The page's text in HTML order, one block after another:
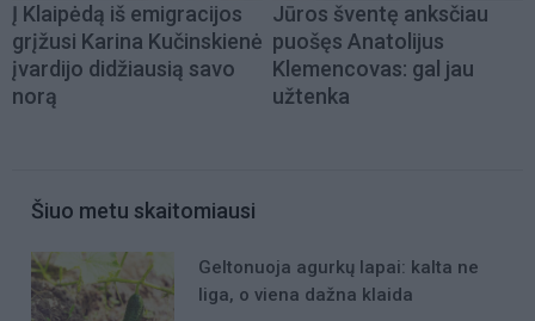
Į Klaipėdą iš emigracijos
grįžusi Karina Kučinskienė
įvardijo didžiausią savo
norą
Jūros šventę anksčiau
puošęs Anatolijus
Klemencovas: gal jau
užtenka
Šiuo metu skaitomiausi
Geltonuoja agurkų lapai: kalta ne
liga, o viena dažna klaida